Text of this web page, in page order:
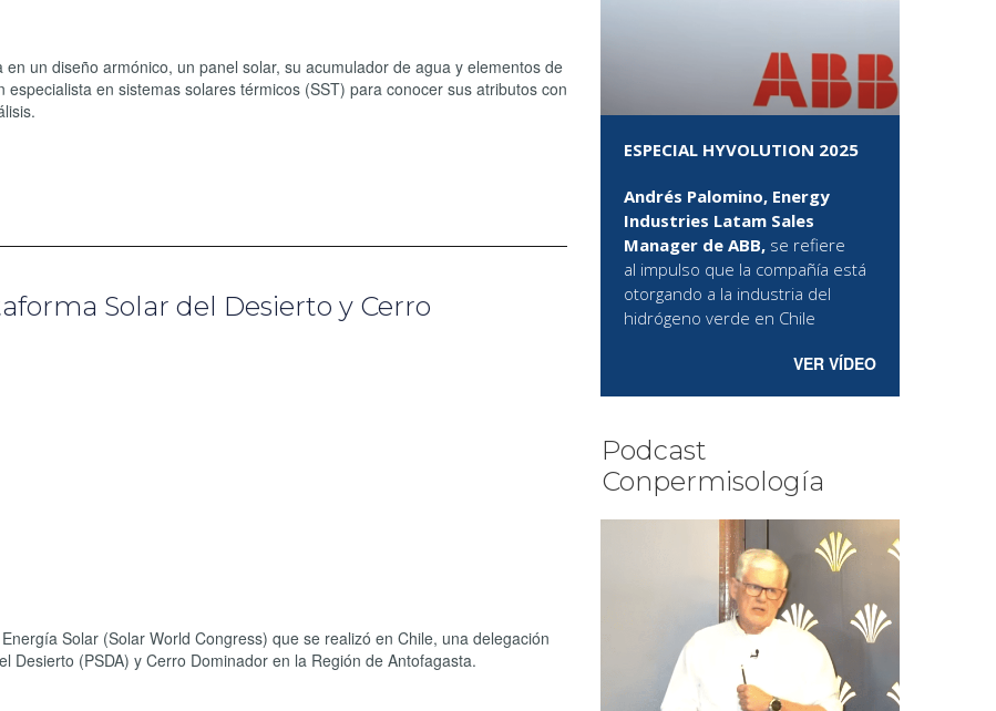
un diseño armónico, un panel solar, su acumulador de agua y elementos de
en sistemas solares térmicos (SST) para conocer sus atributos con
Solar del Desierto y Cerro
Solar (Solar World Congress) que se realizó en Chile, una delegación
(PSDA) y Cerro Dominador en la Región de Antofagasta.
ESPECIAL HYVOLUTION 2025
Andrés Palomino, Energy
Industries Latam Sales
Manager de ABB, se refiere
al impulso que la compañía está
otorgando a la industria del
hidrógeno verde en Chile
VER VÍDEO
Podcast
Conpermisología